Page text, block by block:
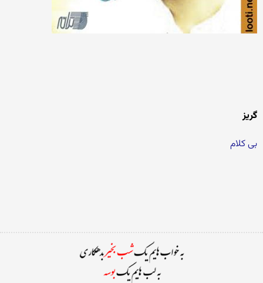
گریز
بی کلام